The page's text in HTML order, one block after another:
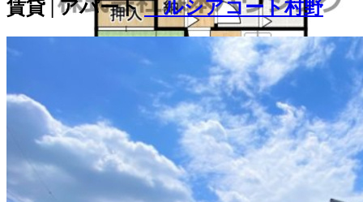
賃貸 | アパートルシアコート村野